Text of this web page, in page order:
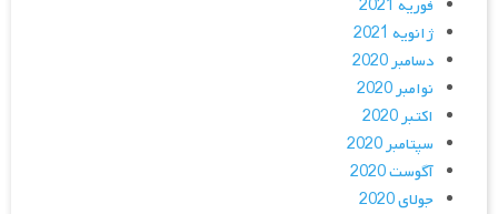
فوریه 2021
ژانویه 2021
دسامبر 2020
نوامبر 2020
اکتبر 2020
سپتامبر 2020
آگوست 2020
جولای 2020